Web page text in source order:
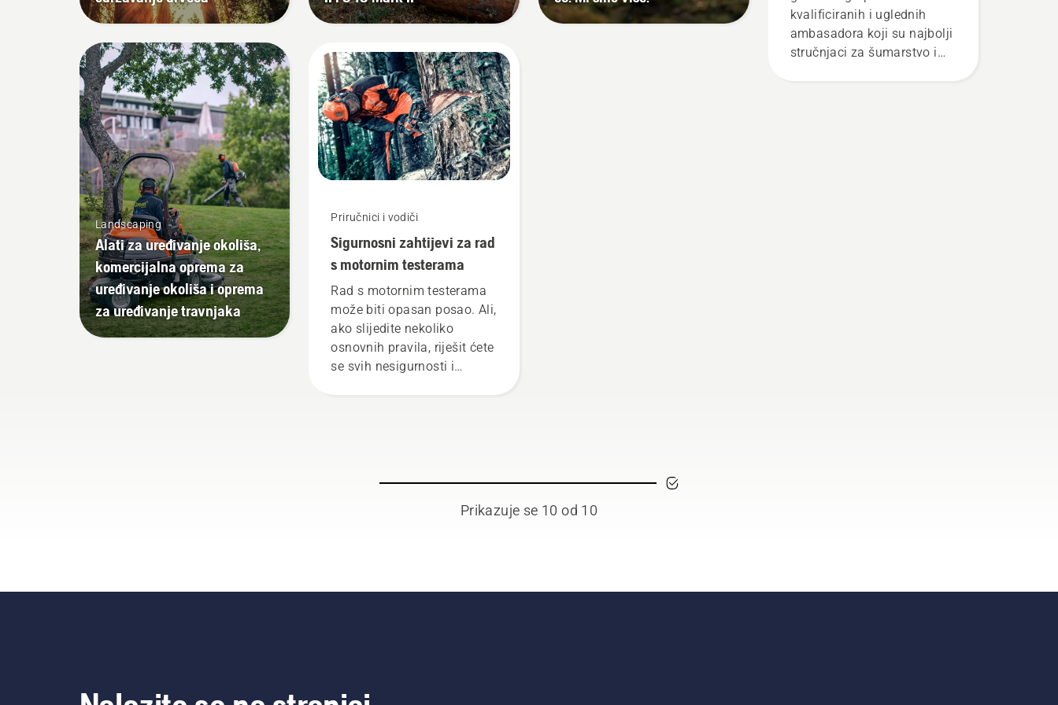
Landscaping
Alati za uređivanje okoliša,
komercijalna oprema za
uređivanje okoliša i oprema
za uređivanje travnjaka
pokazuje da sistem
Priručnici i vodiči
Sigurnosni zahtijevi za rad
s motornim testerama
Rad s motornim testerama
može biti opasan posao. Ali,
ako slijedite nekoliko
osnovnih pravila, riješit ćete
se svih nesigurnosti i
kvalificiranih i uglednih
ambasadora koji su najbolji
stručnjaci za šumarstvo i
Prikazuje se 10 od 10